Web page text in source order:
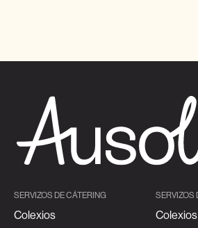
SERVIZOS DE CÁTERING
Colexios
SERVIZOS
Colexios